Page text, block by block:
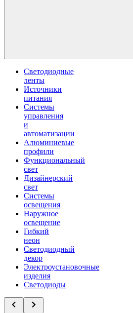
Светодиодные
ленты
Источники
питания
Системы
управления
и
автоматизации
Алюминиевые
профили
Функциональный
свет
Дизайнерский
свет
Системы
освещения
Наружное
освещение
Гибкий
неон
Светодиодный
декор
Электроустановочные
изделия
Светодиоды